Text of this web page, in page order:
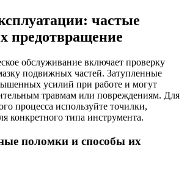
частые
предотвращение
обслуживание включает проверку
подвижных частей. Затупленные
усилий при работе и могут
травмам или повреждениям. Для
процесса используйте точилки,
конкретного типа инструмента.
поломки и способы их